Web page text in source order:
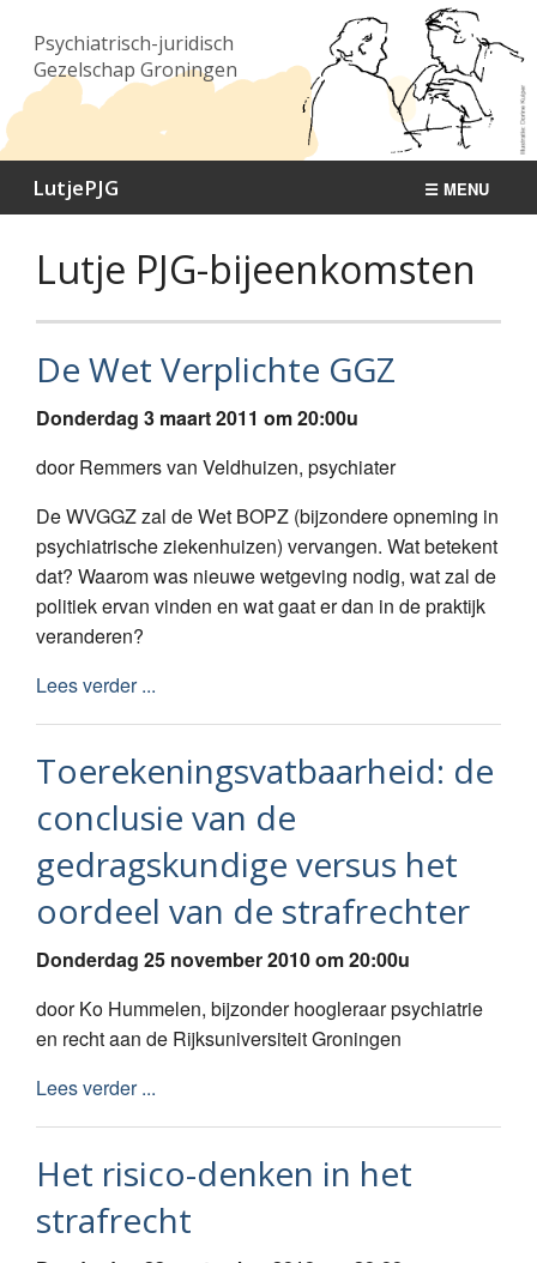
Psychiatrisch-juridisch
Gezelschap Groningen
LutjePJG ☰ MENU
Publicaties
Lutje PJG-bijeenkomsten
De Wet Verplichte GGZ
Donderdag 3 maart 2011 om 20:00u
door Remmers van Veldhuizen, psychiater
De WVGGZ zal de Wet BOPZ (bijzondere opneming in
psychiatrische ziekenhuizen) vervangen. Wat betekent
dat? Waarom was nieuwe wetgeving nodig, wat zal de
politiek ervan vinden en wat gaat er dan in de praktijk
veranderen?
Lees verder ...
Toerekeningsvatbaarheid: de
conclusie van de
gedragskundige versus het
oordeel van de strafrechter
Donderdag 25 november 2010 om 20:00u
door Ko Hummelen, bijzonder hoogleraar psychiatrie
en recht aan de Rijksuniversiteit Groningen
Lees verder ...
Het risico-denken in het
strafrecht